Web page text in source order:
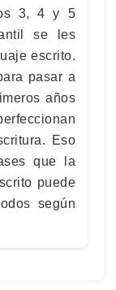
3, 4 y 5
se les
escrito.
pasar a
años
Eso
que la
puede
según